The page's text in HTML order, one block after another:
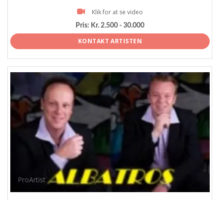
Klik for at se video
Pris: Kr. 2.500 - 30.000
KONTAKT ARTISTEN
ProArtist